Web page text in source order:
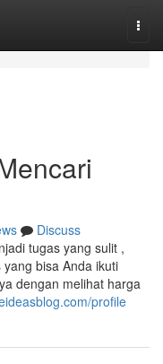
Discuss
tugas yang sulit ,
bisa Anda ikuti
dengan melihat harga
profile